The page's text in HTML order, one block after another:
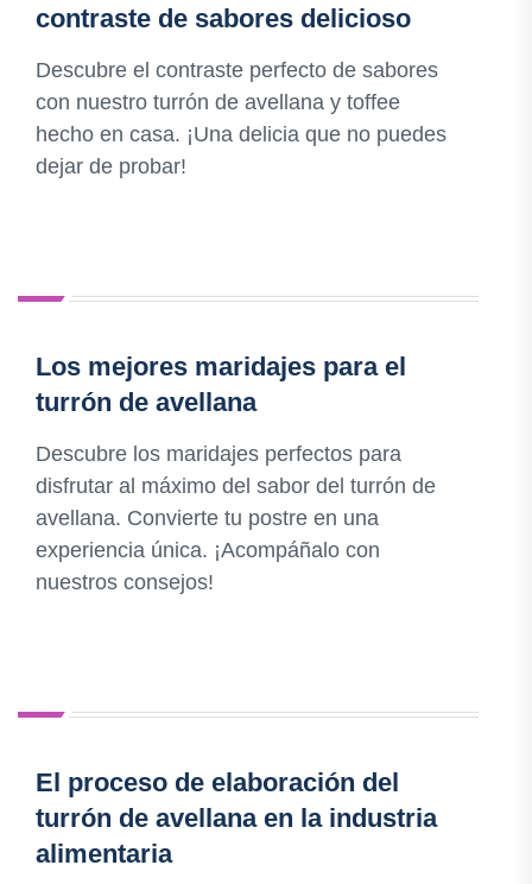
contraste de sabores delicioso
Descubre el contraste perfecto de sabores
con nuestro turrón de avellana y toffee
hecho en casa. ¡Una delicia que no puedes
dejar de probar!
Los mejores maridajes para el
turrón de avellana
Descubre los maridajes perfectos para
disfrutar al máximo del sabor del turrón de
avellana. Convierte tu postre en una
experiencia única. ¡Acompáñalo con
nuestros consejos!
El proceso de elaboración del
turrón de avellana en la industria
alimentaria